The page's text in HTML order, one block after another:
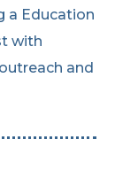
a Education
with
and